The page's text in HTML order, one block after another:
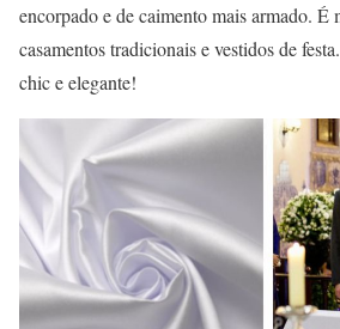
encorpado e de caimento mais armado. É
casamentos tradicionais e vestidos de
chic e elegante!